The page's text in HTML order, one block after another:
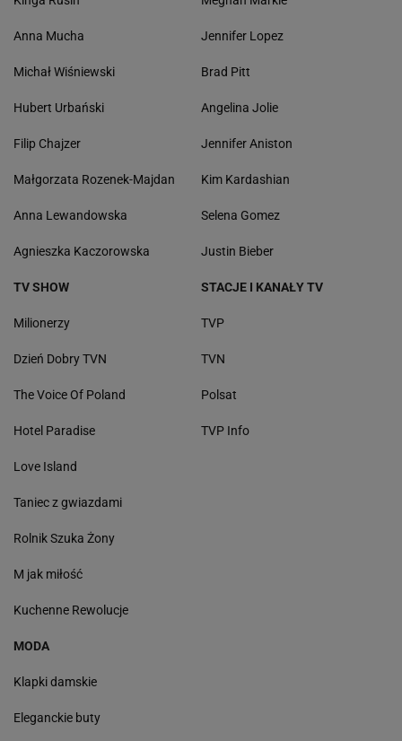
Anna Mucha
Michał Wiśniewski
Hubert Urbański
Filip Chajzer
Małgorzata Rozenek-Majdan
Anna Lewandowska
Agnieszka Kaczorowska
Jennifer Lopez
Brad Pitt
Angelina Jolie
Jennifer Aniston
Kim Kardashian
Selena Gomez
Justin Bieber
TV SHOW
Milionerzy
Dzień Dobry TVN
The Voice Of Poland
Hotel Paradise
Love Island
Taniec z gwiazdami
Rolnik Szuka Żony
M jak miłość
Kuchenne Rewolucje
STACJE I KANAŁY TV
TVP
TVN
Polsat
TVP Info
MODA
Klapki damskie
Eleganckie buty